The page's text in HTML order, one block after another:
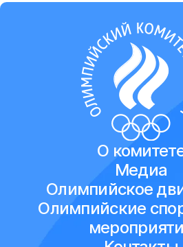
О
Медиа
Олимпийское
Олимпийские